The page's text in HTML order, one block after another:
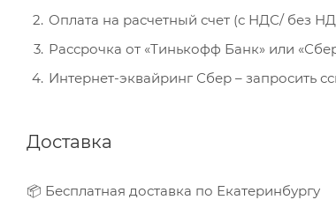
Оплата на расчетный счет (с НДС/ без
Рассрочка от «Тинькофф Банк» или
Интернет-эквайринг Сбер – запросить
Доставка
📦 Бесплатная доставка по Екатеринбургу